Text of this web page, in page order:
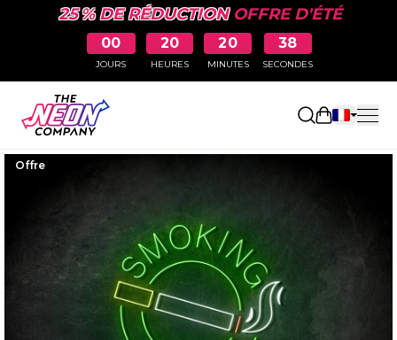
25 % DE RÉDUCTIONOFFRE D'ÉTÉ
00
JOURS
20
HEURES
20
MINUTES
37
SECONDES
Ouvrir le
Offre